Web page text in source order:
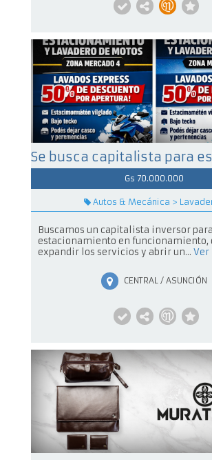
Gs 70.000.000
Autos & Mecánica >
Buscamos un capitalista inversor
estacionamiento en funcionamiento,
expandir los servicios y abrir un... Ver
CENTRAL / ASUNCIÓN